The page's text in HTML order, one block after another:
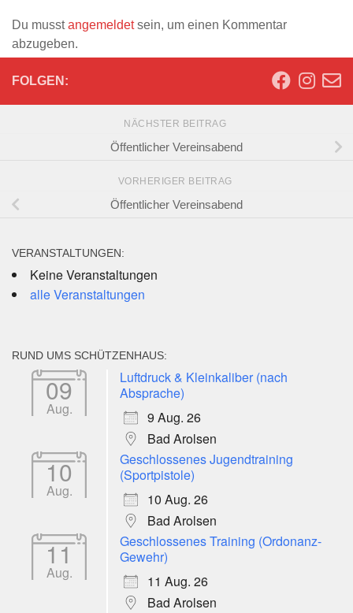
Du musstangemeldetsein, um einen Kommentar
abzugeben.
FOLGEN:
NÄCHSTER BEITRAG
Öffentlicher Vereinsabend
VORHERIGER BEITRAG
Öffentlicher Vereinsabend
VERANSTALTUNGEN:
Keine Veranstaltungen
alle Veranstaltungen
RUND UMS SCHÜTZENHAUS:
09
Aug.
Luftdruck & Kleinkaliber (nach
Absprache)
9 Aug. 26
Bad Arolsen
10
Aug.
Geschlossenes Jugendtraining
(Sportpistole)
10 Aug. 26
Bad Arolsen
11
Aug.
Geschlossenes Training (Ordonanz-
Gewehr)
11 Aug. 26
Bad Arolsen